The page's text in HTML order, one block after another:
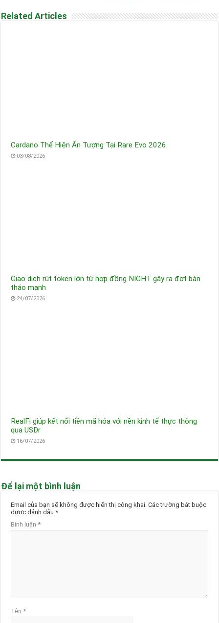
Related Articles
Cardano Thể Hiện Ấn Tượng Tại Rare Evo 2026
03/08/2026
Giao dịch rút token lớn từ hợp đồng NIGHT gây ra đợt bán
tháo mạnh
24/07/2026
RealFi giúp kết nối tiền mã hóa với nền kinh tế thực thông
qua USDr
16/07/2026
Để lại một bình luận
Email của bạn sẽ không được hiển thị công khai. Các trường bắt buộc
được đánh dấu*
Bình luận*
Tên*